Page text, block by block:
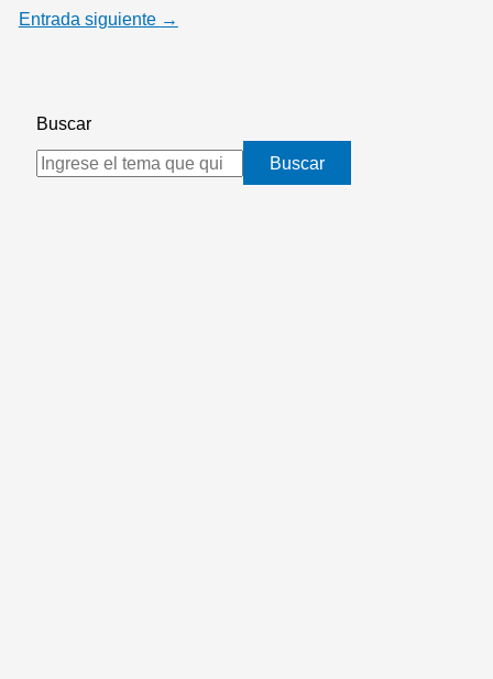
Entrada siguiente →
Buscar
Buscar